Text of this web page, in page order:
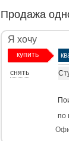
Продажа
Я хочу
купить
снять
по